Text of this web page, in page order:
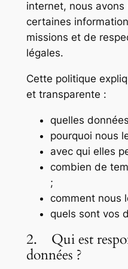
internet, nous
certaines
missions et de
légales.
Cette politique
et transparente :
quelles
pourquoi nous
avec qui elles
combien de
;
comment nous
quels sont vos
2. Qui est
données ?